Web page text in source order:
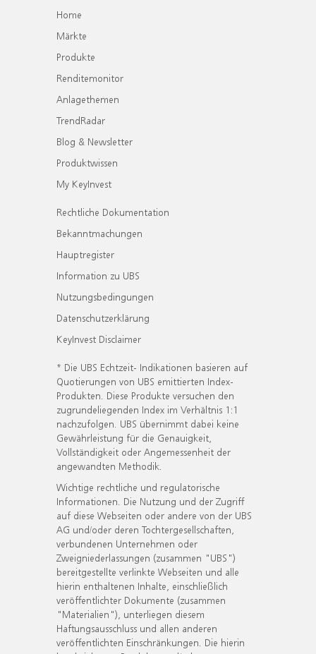
Home
Märkte
Produkte
Renditemonitor
Anlagethemen
TrendRadar
Blog & Newsletter
Produktwissen
My KeyInvest
Rechtliche Dokumentation
Bekanntmachungen
Hauptregister
Information zu UBS
Nutzungsbedingungen
Datenschutzerklärung
KeyInvest Disclaimer
* Die UBS Echtzeit- Indikationen basieren auf
Quotierungen von UBS emittierten Index-
Produkten. Diese Produkte versuchen den
zugrundeliegenden Index im Verhältnis 1:1
nachzufolgen. UBS übernimmt dabei keine
Gewährleistung für die Genauigkeit,
Vollständigkeit oder Angemessenheit der
angewandten Methodik.
Wichtige rechtliche und regulatorische
Informationen. Die Nutzung und der Zugriff
auf diese Webseiten oder andere von der UBS
AG und/oder deren Tochtergesellschaften,
verbundenen Unternehmen oder
Zweigniederlassungen (zusammen "UBS")
bereitgestellte verlinkte Webseiten und alle
hierin enthaltenen Inhalte, einschließlich
veröffentlichter Dokumente (zusammen
"Materialien"), unterliegen diesem
Haftungsausschluss und allen anderen
veröffentlichten Einschränkungen. Die hierin